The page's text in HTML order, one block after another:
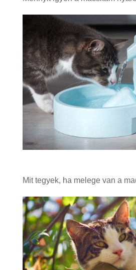
Mit tegyek, ha melege van a